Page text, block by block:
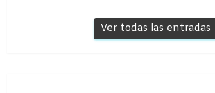
Ver todas las entradas